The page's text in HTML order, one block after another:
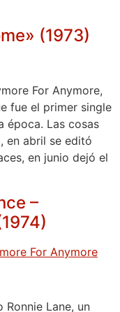
(1973)
For Anymore,
fue el primer single
época. Las cosas
en abril se editó
en junio dejó el
–
Lane, un